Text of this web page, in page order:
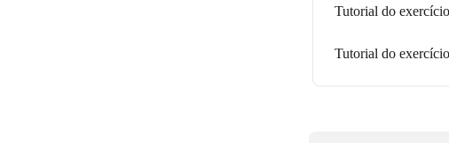
Tutorial do
Tutorial do